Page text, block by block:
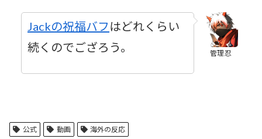
管理忍
Jackの祝福バフ はどれくらい
続くのでござろう。
公式 動画 海外の反応